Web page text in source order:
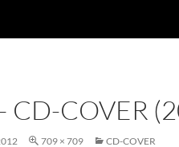
CD-COVER
709 × 709 CD-COVER